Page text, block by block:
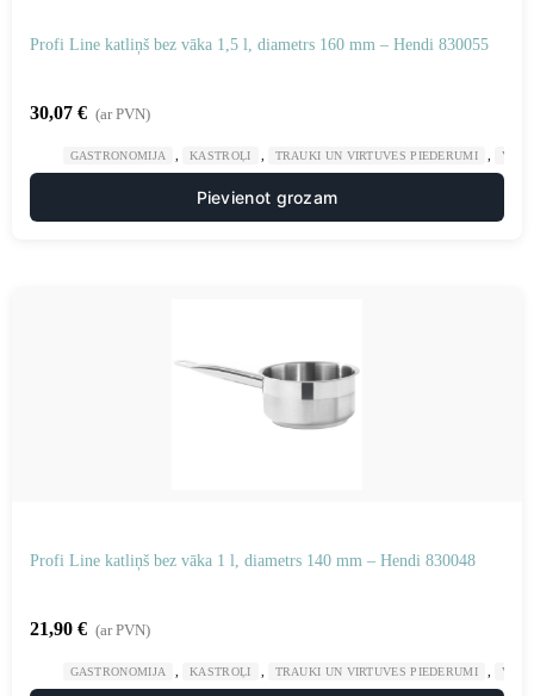
Profi Line katliņš bez vāka 1,5 l, diametrs 160 mm – Hendi 830055
30,07 € (ar PVN)
GASTRONOMIJA KASTROĻI TRAUKI UN VIRTUVES PIEDERUMI
Pievienot grozam
Profi Line katliņš bez vāka 1 l, diametrs 140 mm – Hendi 830048
21,90 € (ar PVN)
GASTRONOMIJA KASTROĻI TRAUKI UN VIRTUVES PIEDERUMI